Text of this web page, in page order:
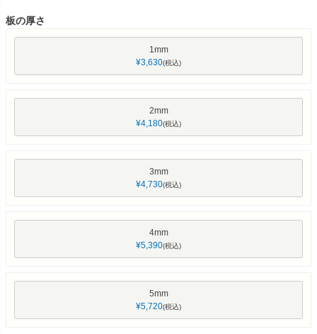
板の厚さ
1mm
¥3,630 税込
2mm
¥4,180 税込
3mm
¥4,730 税込
4mm
¥5,390 税込
5mm
¥5,720 税込